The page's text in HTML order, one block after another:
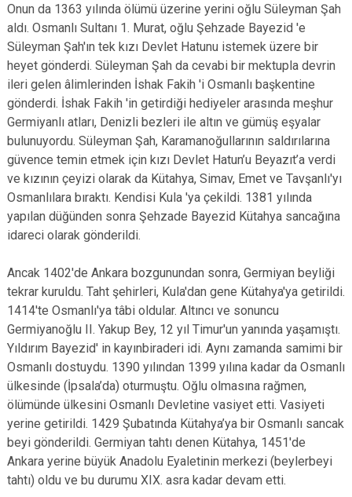
Onun da 1363 yılında ölümü üzerine yerini oğlu Süleyman Şah
aldı. Osmanlı Sultanı 1. Murat, oğlu Şehzade Bayezid 'e
Süleyman Şah'ın tek kızı Devlet Hatunu istemek üzere bir
heyet gönderdi. Süleyman Şah da cevabi bir mektupla devrin
ileri gelen âlimlerinden İshak Fakih 'i Osmanlı başkentine
gönderdi. İshak Fakih 'in getirdiği hediyeler arasında meşhur
Germiyanlı atları, Denizli bezleri ile altın ve gümüş eşyalar
bulunuyordu. Süleyman Şah, Karamanoğullarının saldırılarına
güvence temin etmek için kızı Devlet Hatun’u Beyazıt’a verdi
ve kızının çeyizi olarak da Kütahya, Simav, Emet ve Tavşanlı'yı
Osmanlılara bıraktı. Kendisi Kula 'ya çekildi. 1381 yılında
yapılan düğünden sonra Şehzade Bayezid Kütahya sancağına
idareci olarak gönderildi.
Ancak 1402'de Ankara bozgunundan sonra, Germiyan beyliği
tekrar kuruldu. Taht şehirleri, Kula'dan gene Kütahya'ya getirildi.
1414'te Osmanlı'ya tâbi oldular. Altıncı ve sonuncu
Germiyanoğlu II. Yakup Bey, 12 yıl Timur'un yanında yaşamıştı.
Yıldırım Bayezid' in kayınbiraderi idi. Aynı zamanda samimi bir
Osmanlı dostuydu. 1390 yılından 1399 yılına kadar da Osmanlı
ülkesinde (İpsala’da) oturmuştu. Oğlu olmasına rağmen,
ölümünde ülkesini Osmanlı Devletine vasiyet etti. Vasiyeti
yerine getirildi. 1429 Şubatında Kütahya’ya bir Osmanlı sancak
beyi gönderildi. Germiyan tahtı denen Kütahya, 1451'de
Ankara yerine büyük Anadolu Eyaletinin merkezi (beylerbeyi
tahtı) oldu ve bu durumu XIX. asra kadar devam etti.